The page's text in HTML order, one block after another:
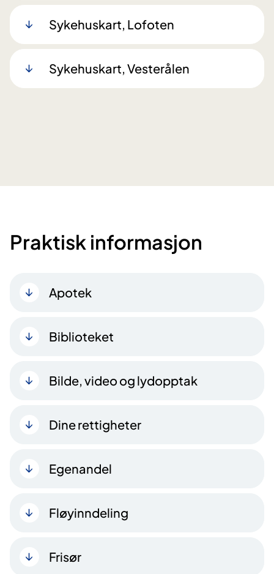
Sykehuskart, Lofoten
Sykehuskart, Vesterålen
Praktisk informasjon
Apotek
Biblioteket
Bilde, video og lydopptak
Dine rettigheter
Egenandel
Fløyinndeling
Frisør